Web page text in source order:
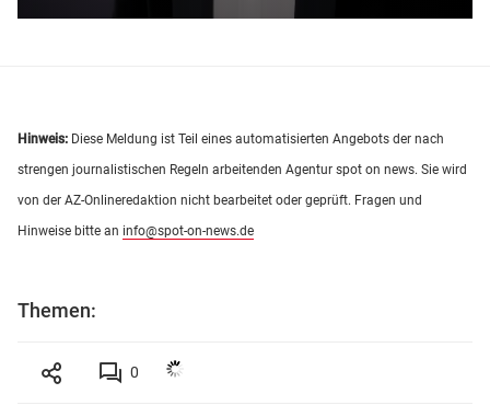
Hinweis: Diese Meldung ist Teil eines automatisierten Angebots der nach
strengen journalistischen Regeln arbeitenden Agentur spot on news. Sie wird
von der AZ-Onlineredaktion nicht bearbeitet oder geprüft. Fragen und
Hinweise bitte an info@spot-on-news.de
Themen:
0